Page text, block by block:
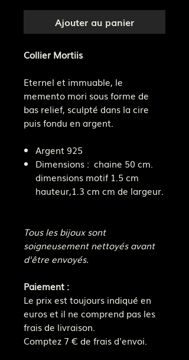
Ajouter au panier
Collier Mortiis
Eternel et immuable, le
memento mori sous forme de
bas relief, sculpté dans la cire
puis fondu en argent.
Argent 925
Dimensions : chaine 50 cm.
dimensions motif 1.5 cm
hauteur,1.3 cm cm de largeur.
Tous les bijoux sont
soigneusement nettoyés avant
d'être envoyés.
Paiement :
Le prix est toujours indiqué en
euros et il ne comprend pas les
frais de livraison.
Comptez 7 € de frais d'envoi.